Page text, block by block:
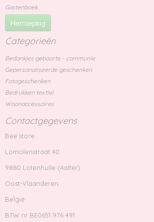
Gastenboek
Herroeping
Categorieën
Bedankjes geboorte - communie
Gepersonaliseerde geschenken
Fotogeschenken
Bedrukken textiel
Woonaccessoires
Contactgegevens
Bee'store
Lomolenstraat 40
9880 Lotenhulle (Aalter)
Oost-Vlaanderen
België
BTW nr BE0651 976 491